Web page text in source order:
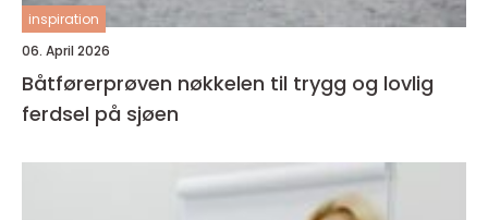
inspiration
06. April 2026
Båtførerprøven nøkkelen til trygg og lovlig
ferdsel på sjøen